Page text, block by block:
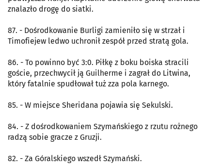
znalazło drogę do siatki.
87. - Dośrodkowanie Burligi zamieniło się w strzał i
Timofiejew ledwo uchronił zespół przed stratą gola.
86. - To powinno być 3:0. Piłkę z boku boiska stracili
goście, przechwycił ją Guilherme i zagrał do Litwina,
który fatalnie spudłował tuż zza pola karnego.
85. - W miejsce Sheridana pojawia się Sekulski.
84. - Z dośrodkowaniem Szymańskiego z rzutu rożnego
radzą sobie gracze z Gruzji.
82. - Za Góralskiego wszedł Szymański.